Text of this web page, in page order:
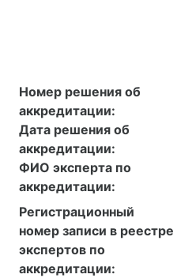
Номер решения об
аккредитации:
Дата решения об
аккредитации:
ФИО эксперта по
аккредитации:
Регистрационный
номер записи в реестре
экспертов по
аккредитации: